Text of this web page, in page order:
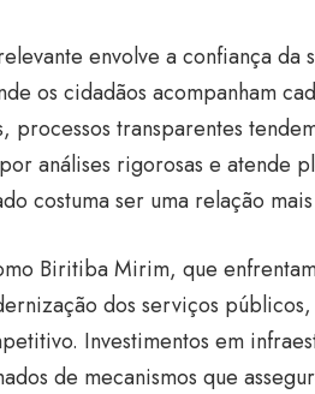
envolve a confiança da
os cidadãos acompanham
processos transparentes
análises rigorosas e atende
costuma ser uma relação
Biritiba Mirim, que
dos serviços
Investimentos em
de mecanismos que